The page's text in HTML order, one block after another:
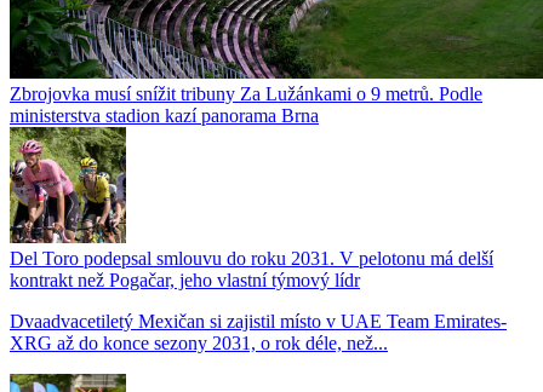
Zbrojovka musí snížit tribuny Za Lužánkami o 9 metrů. Podle
ministerstva stadion kazí panorama Brna
Del Toro podepsal smlouvu do roku 2031. V pelotonu má delší
kontrakt než Pogačar, jeho vlastní týmový lídr
Dvaadvacetiletý Mexičan si zajistil místo v UAE Team Emirates-
XRG až do konce sezony 2031, o rok déle, než...